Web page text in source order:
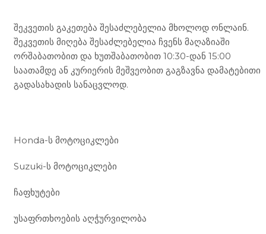
შეკვეთის გაკეთება შესაძლებელია მხოლოდ ონლაინ.
შეკვეთის მიღება შესაძლებელია ჩვენს მაღაზიაში
ორშაბათობით და ხუთშაბათობით 10:30-დან 15:00
საათამდე ან კურიერის მეშვეობით გაგზავნა დამატებითი
გადასახადის სანაცვლოდ.
Honda-ს მოტოციკლები
Suzuki-ს მოტოციკლები
ჩაფხუტები
უსაფრთხოების აღჭურვილობა